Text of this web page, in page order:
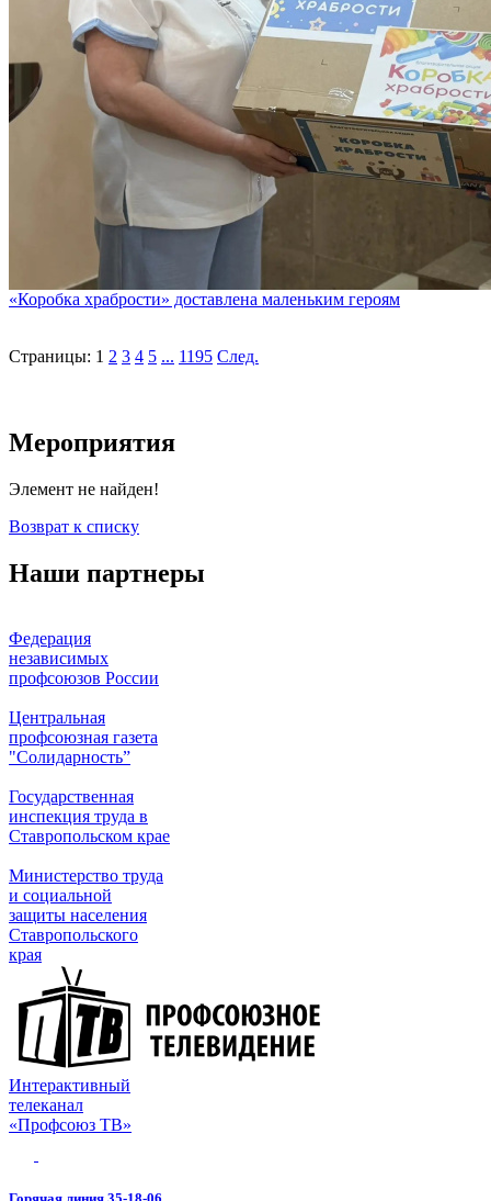
«Коробка храбрости» доставлена маленьким героям
Страницы: 1 2 3 4 5 ... 1195 След.
Мероприятия
Элемент не найден!
Возврат к списку
Наши партнеры
Федерация
независимых
профсоюзов России
Центральная
профсоюзная газета
"Солидарность”
Государственная
инспекция труда в
Ставропольском крае
Министерство труда
и социальной
защиты населения
Ставропольского
края
Интерактивный
телеканал
«Профсоюз ТВ»